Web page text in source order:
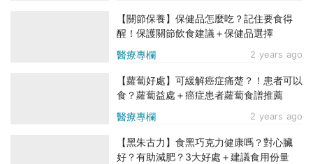
醫療專欄 2 years ago
【關節保養】保健品怎麼吃？記住要食得
醒！保護關節飲食建議＋保健品選擇
醫療專欄 2 years ago
【蘿蔔好處】可緩解癌症痛楚？！患者可以
食？蘿蔔益處＋癌症患者蘿蔔食譜推薦
【黑朱古力】食黑巧克力健康嗎？對心臟
好？有助減肥？3大好處＋建議食用份量